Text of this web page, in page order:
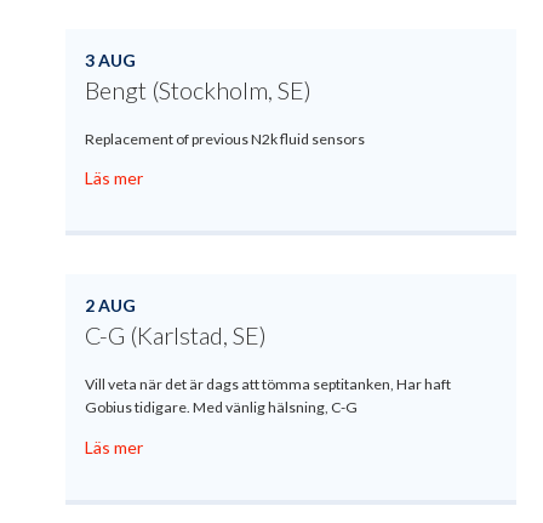
3 AUG
Bengt (Stockholm, SE)
Replacement of previous N2k fluid sensors
Läs mer
2 AUG
C-G (Karlstad, SE)
Vill veta när det är dags att tömma septitanken, Har haft
Gobius tidigare. Med vänlig hälsning, C-G
Läs mer